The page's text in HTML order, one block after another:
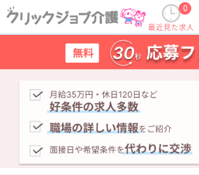
最近見た求人 お気に入り 求人検索
LE 在宅・施設 訪問看護リハビリステーショ
ン 御茶ノ水支店の理学療法士
に応募する